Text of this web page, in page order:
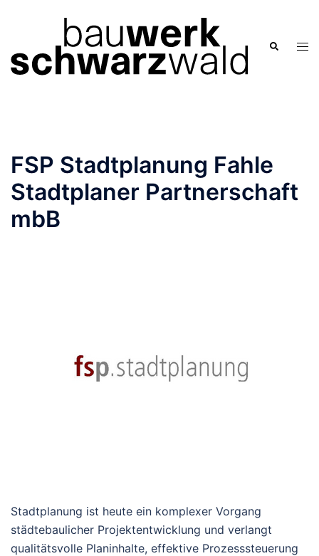
Suche
FSP Stadtplanung Fahle
Stadtplaner Partnerschaft
mbB
Stadtplanung ist heute ein komplexer Vorgang
städtebaulicher Projektentwicklung und verlangt
qualitätsvolle Planinhalte, effektive Prozesssteuerung